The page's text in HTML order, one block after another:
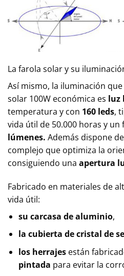
La farola solar y su
Así mismo, la iluminación
solar 100W económica es luz
temperatura y con 160 leds,
vida útil de 50.000 horas y
lúmenes. Además dispone
complejo que optimiza la
consiguiendo una apertura
Fabricado en materiales de
vida útil:
su carcasa de aluminio,
la cubierta de cristal de
los herrajesestán
pintada para evitar la